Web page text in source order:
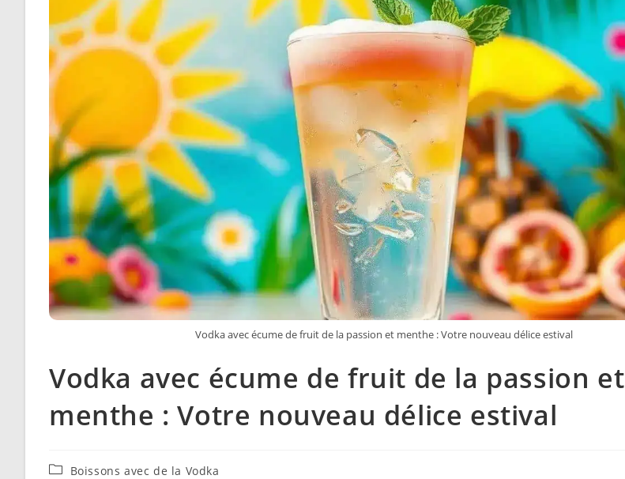
Vodka avec écume de fruit de la passion et menthe : Votre nouveau délice estival
Vodka avec écume de fruit de la passion et
menthe : Votre nouveau délice estival
PostBoissons avec de la Vodka